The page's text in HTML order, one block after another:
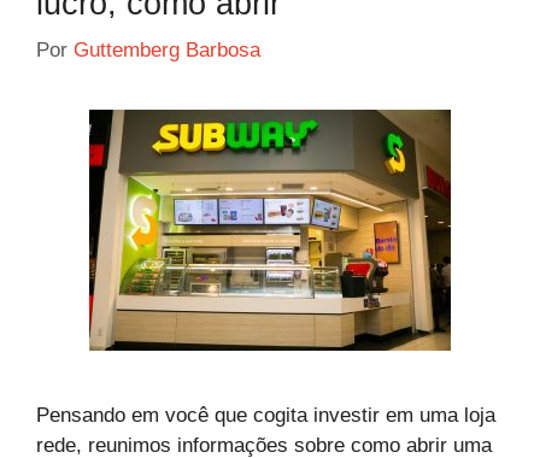
Por Guttemberg Barbosa
Pensando em você que cogita investir em uma loja
rede, reunimos informações sobre como abrir uma